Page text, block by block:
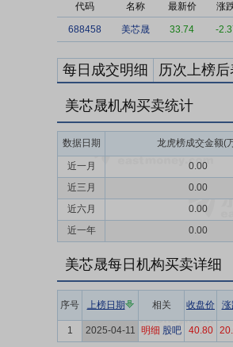
代码 名称 最新价 涨
688458 美芯晟 33.74 -
每日成交明细 历次上榜
美芯晟机构买卖统计
数据日期 龙虎榜成交金额(
近一月
0.00
近三月
0.00
近六月
0.00
近一年
0.00
美芯晟每日机构买卖详细
序号 上榜日期 相关 收盘价 涨
1 2025-04-11 明细 股吧 40.80